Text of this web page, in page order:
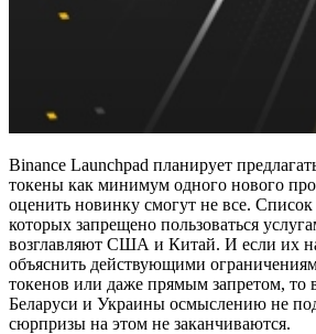
Binance Launchpad планирует
токены как минимум одного нового
оценить новинку смогут не все.
которых запрещено пользоваться
возглавляют США и Китай. И если их
объяснить действующими
токенов или даже прямым запретом, то
Беларуси и Украины осмыслению не
сюрпризы на этом не заканчиваются.